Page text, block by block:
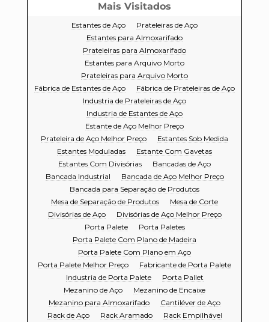
Mais Visitados
Estantes de Aço
Prateleiras de Aço
Estantes para Almoxarifado
Prateleiras para Almoxarifado
Estantes para Arquivo Morto
Prateleiras para Arquivo Morto
Fábrica de Estantes de Aço
Fábrica de Prateleiras de Aço
Industria de Prateleiras de Aço
Industria de Estantes de Aço
Estante de Aço Melhor Preço
Prateleira de Aço Melhor Preço
Estantes Sob Medida
Estantes Moduladas
Estante Com Gavetas
Estantes Com Divisórias
Bancadas de Aço
Bancada Industrial
Bancada de Aço Melhor Preço
Bancada para Separação de Produtos
Mesa de Separação de Produtos
Mesa de Corte
Divisórias de Aço
Divisórias de Aço Melhor Preço
Porta Palete
Porta Paletes
Porta Palete Com Plano de Madeira
Porta Palete Com Plano em Aço
Porta Palete Melhor Preço
Fabricante de Porta Palete
Industria de Porta Palete
Porta Pallet
Mezanino de Aço
Mezanino de Encaixe
Mezanino para Almoxarifado
Cantiléver de Aço
Rack de Aço
Rack Aramado
Rack Empilhável